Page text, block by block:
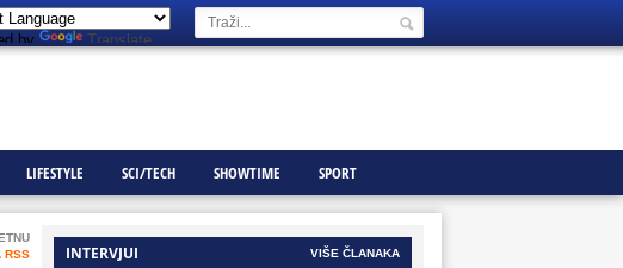
by Translate
LIFESTYLE SCI/TECH SHOWTIME SPORT
RSS INTERVJUI VIŠE ČLANAKA